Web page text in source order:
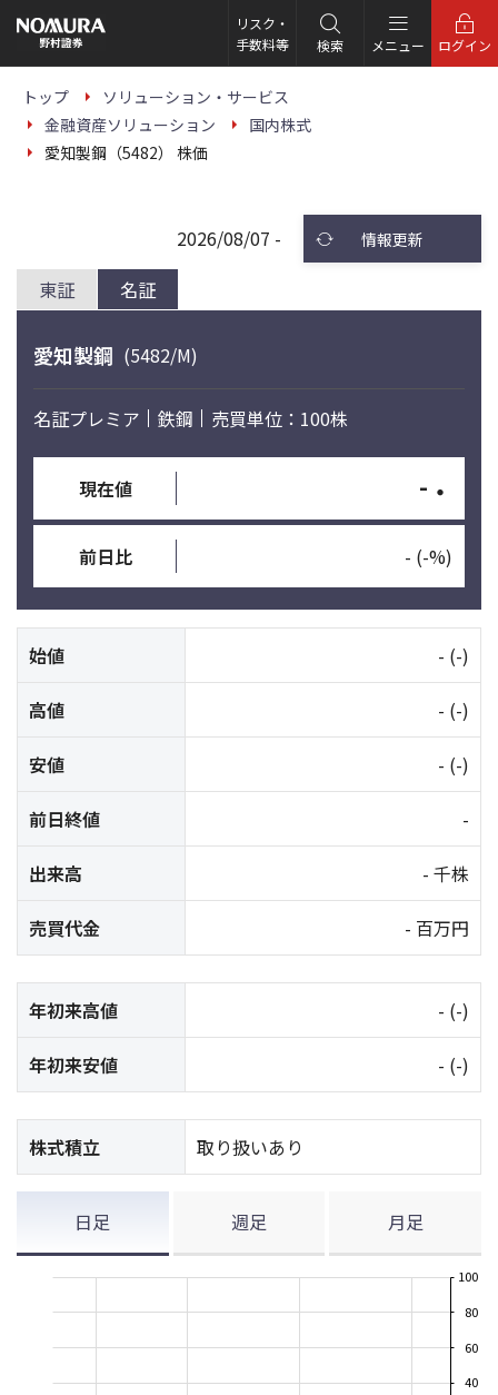
の
ー
リスク・
手数料等
検索 メニュー ログイン
トップ
ソリューション・サービス
金融資産ソリューション
国内株式
愛知製鋼（5482） 株価
東証 名証
2026/08/07 - 情報更新
愛知製鋼 (5482/M)
名証プレミア 鉄鋼 売買単位：100株
現在値 - ・
前日比 - (-%)
始値 - (-)
高値 - (-)
安値 - (-)
前日終値 -
出来高 - 千株
売買代金 - 百万円
年初来高値 - (-)
年初来安値 - (-)
株式積立 取り扱いあり
日足 週足 月足
40
60
80
100